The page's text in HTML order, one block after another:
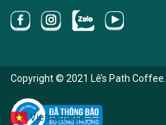
Copyright © 2021 Lê’s Path
Vietnamese ▼